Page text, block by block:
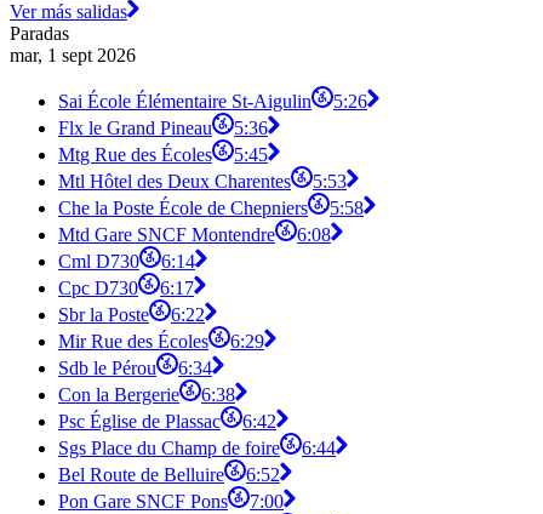
Ver más salidas
Paradas
mar, 1 sept 2026
Sai École Élémentaire St-Aigulin
5:26
Flx le Grand Pineau
5:36
Mtg Rue des Écoles
5:45
Mtl Hôtel des Deux Charentes
5:53
Che la Poste École de Chepniers
5:58
Mtd Gare SNCF Montendre
6:08
Cml D730
6:14
Cpc D730
6:17
Sbr la Poste
6:22
Mir Rue des Écoles
6:29
Sdb le Pérou
6:34
Con la Bergerie
6:38
Psc Église de Plassac
6:42
Sgs Place du Champ de foire
6:44
Bel Route de Belluire
6:52
Pon Gare SNCF Pons
7:00